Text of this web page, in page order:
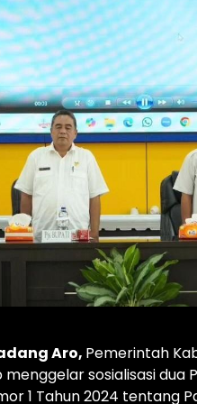
Aro, Pemerintah
menggelar sosialisasi
1 Tahun 2024 tentang